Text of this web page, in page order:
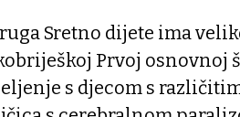
Sretno dijete ima
Prvoj osnovnoj
s djecom s